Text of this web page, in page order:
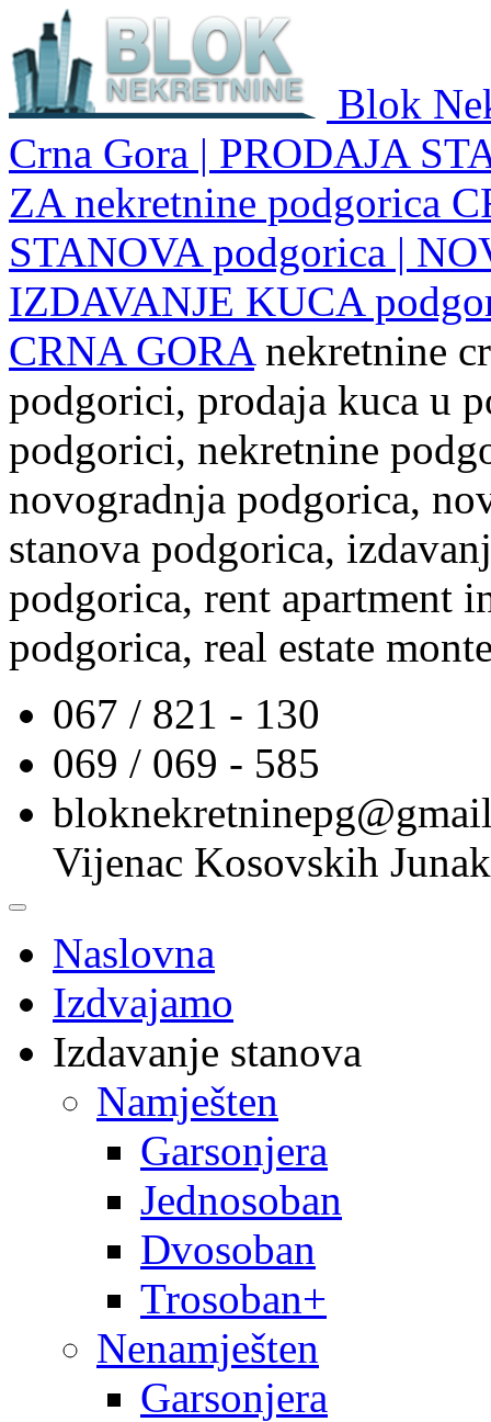
Blok
Crna Gora | PRODAJA
ZA nekretnine podgorica
STANOVA podgorica |
IZDAVANJE KUCA
CRNA GORA nekretnine
podgorici, prodaja kuca u
podgorici, nekretnine
novogradnja podgorica,
stanova podgorica,
podgorica, rent apartment
podgorica, real estate
067 / 821 - 130
069 / 069 - 585
Vijenac Kosovskih
Naslovna
Izdvajamo
Izdavanje stanova
Namješten
Garsonjera
Jednosoban
Dvosoban
Trosoban+
Nenamješten
Garsonjera